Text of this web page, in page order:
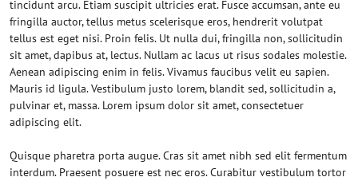
tincidunt arcu. Etiam suscipit ultricies erat. Fusce accumsan, ante eu
fringilla auctor, tellus metus scelerisque eros, hendrerit volutpat
tellus est eget nisi. Proin felis. Ut nulla dui, fringilla non, sollicitudin
sit amet, dapibus at, lectus. Nullam ac lacus ut risus sodales molestie.
Aenean adipiscing enim in felis. Vivamus faucibus velit eu sapien.
Mauris id ligula. Vestibulum justo lorem, blandit sed, sollicitudin a,
pulvinar et, massa. Lorem ipsum dolor sit amet, consectetuer
adipiscing elit.
Quisque pharetra porta augue. Cras sit amet nibh sed elit fermentum
interdum. Praesent posuere est nec eros. Curabitur vestibulum tortor